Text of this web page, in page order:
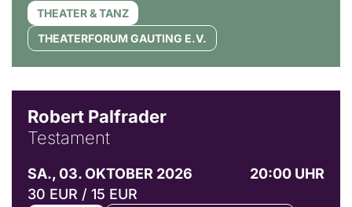
THEATER & TANZ
THEATERFORUM GAUTING E.V.
Robert Palfrader
Testament
SA., 03. OKTOBER 2026
20:00 UHR
30 EUR / 15 EUR